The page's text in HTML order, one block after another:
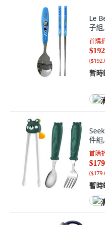
Le
子組
首購
$192
(
暫時
首購
$179
(
暫時